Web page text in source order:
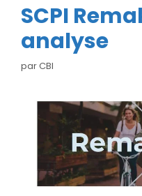
SCPI
analyse
parCBI